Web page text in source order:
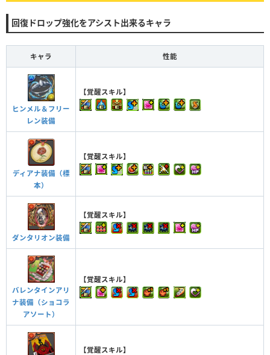
回復ドロップ強化をアシスト出来るキャラ
キャラ 性能
ヒンメル＆フリー
レン装備
【覚醒スキル】
ディアナ装備（標
本）
【覚醒スキル】
ダンタリオン装備
【覚醒スキル】
バレンタインアリ
ナ装備（ショコラ
アソート）
【覚醒スキル】
【覚醒スキル】